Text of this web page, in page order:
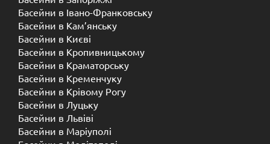
Басейни в Івано-Франковську
Басейни в Кам’янську
Басейни в Києві
Басейни в Кропивницькому
Басейни в Краматорську
Басейни в Кременчуку
Басейни в Крівому Рогу
Басейни в Луцьку
Басейни в Львіві
Басейни в Маріуполі